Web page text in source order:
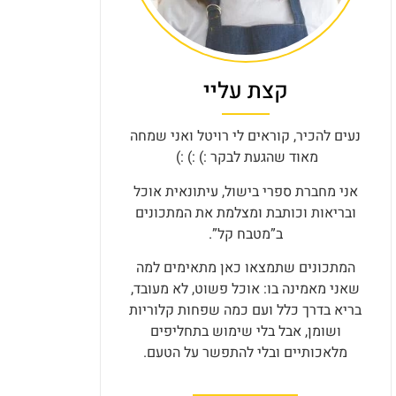
קצת עליי
נעים להכיר, קוראים לי רויטל ואני שמחה
מאוד שהגעת לבקר :) :) :)
אני מחברת ספרי בישול, עיתונאית אוכל
ובריאות וכותבת ומצלמת את המתכונים
ב”מטבח קל”.
המתכונים שתמצאו כאן מתאימים למה
שאני מאמינה בו: אוכל פשוט, לא מעובד,
בריא בדרך כלל ועם כמה שפחות קלוריות
ושומן, אבל בלי שימוש בתחליפים
מלאכותיים ובלי להתפשר על הטעם.